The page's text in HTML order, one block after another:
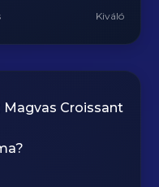
Kiváló
Magvas Croissant